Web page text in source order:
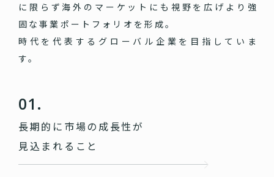
に限らず海外のマーケットにも視野を広げより強
固な事業ポートフォリオを形成。
時代を代表するグローバル企業を目指していま
す。
01.
長期的に市場の成長性が
見込まれること